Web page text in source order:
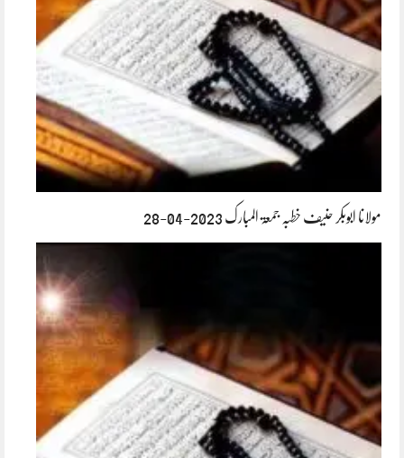
مولانا ابوبکر حنیف خطبہ جمعۃ المبارک 2023-04-28